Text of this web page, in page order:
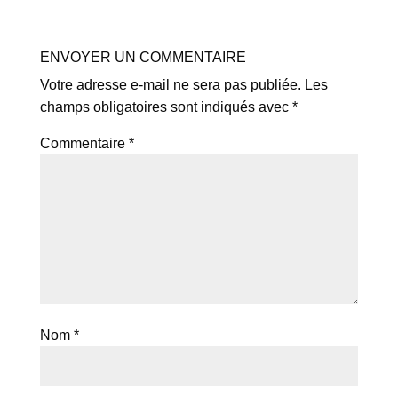
ENVOYER UN COMMENTAIRE
Votre adresse e-mail ne sera pas publiée. Les
champs obligatoires sont indiqués avec *
Commentaire *
Nom *